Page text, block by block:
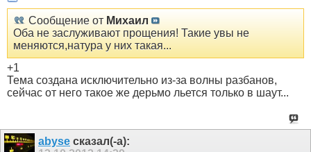
Сообщение от Михаил
Оба не заслуживают прощения! Такие увы не
меняются,натура у них такая...
+1
Тема создана исключительно из-за волны разбанов,
сейчас от него такое же дерьмо льется только в шаут...
abyse сказал(-а):